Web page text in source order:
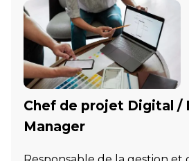
Chef de projet Digital /
Manager